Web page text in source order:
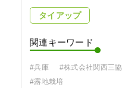
タイアップ
関連キーワード
#兵庫 #株式会社関西三協
#露地栽培